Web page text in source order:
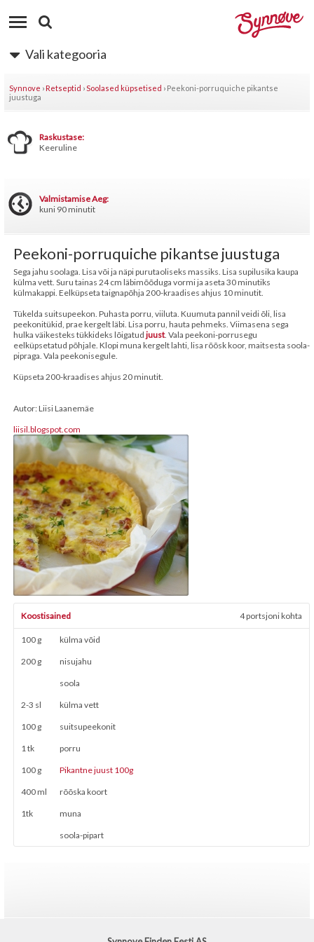
Vali kategooria
Synnove › Retseptid ›Soolased küpsetised › Peekoni-porruquiche pikantse
juustuga
Raskustase:
Keeruline
Valmistamise Aeg:
kuni 90 minutit
Peekoni-porruquiche pikantse juustuga
Sega jahu soolaga. Lisa või ja näpi purutaoliseks massiks. Lisa supilusika kaupa
külma vett. Suru tainas 24 cm läbimõõduga vormi ja aseta 30 minutiks
külmakappi. Eelküpseta taignapõhja 200-kraadises ahjus 10 minutit.
Tükelda suitsupeekon. Puhasta porru, viiluta. Kuumuta pannil veidi õli, lisa
peekonitükid, prae kergelt läbi. Lisa porru, hauta pehmeks. Viimasena sega
hulka väikesteks tükkideks lõigatud juust. Vala peekoni-porrusegu
eelküpsetatud põhjale. Klopi muna kergelt lahti, lisa rõõsk koor, maitsesta soola-
pipraga. Vala peekonisegule.
Küpseta 200-kraadises ahjus 20 minutit.
Autor: Liisi Laanemäe
liisil.blogspot.com
4 portsjoni kohta
Koostisained
100 g külma võid
200 g nisujahu
soola
2-3 sl külma vett
100 g suitsupeekonit
1 tk porru
100 g Pikantne juust 100g
400 ml rõõska koort
1tk muna
soola-pipart